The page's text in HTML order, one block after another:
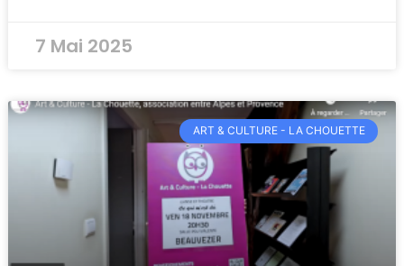
7 Mai 2025
ART & CULTURE - LA CHOUETTE